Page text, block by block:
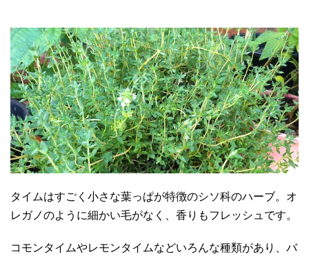
タイムはすごく小さな葉っぱが特徴のシソ科のハーブ。オ
レガノのように細かい毛がなく、香りもフレッシュです。
コモンタイムやレモンタイムなどいろんな種類があり、バ